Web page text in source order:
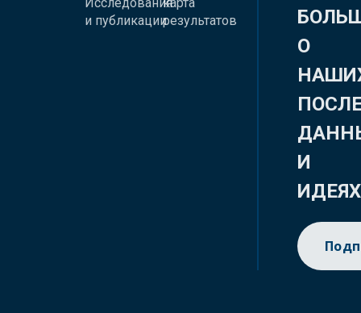
и публикациирезультатов
О
И
ИДЕЯХ